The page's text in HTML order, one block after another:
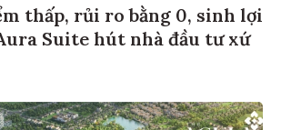
thấp, rủi ro bằng 0, sinh lợi
Suite hút nhà đầu tư xứ